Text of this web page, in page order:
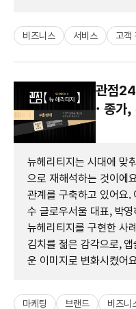
비즈니스 서비스 고객
관점24
· 종가,
뉴헤리티지는 시대에 맞
으로 재해석하는 것이에
관계를 구축하고 있어요.
수 글로우서울 대표, 박
뉴헤리티지를 구현한 사
김치를 젊은 감각으로,
운 이미지로 변화시켰어
마케팅 브랜드 비즈니